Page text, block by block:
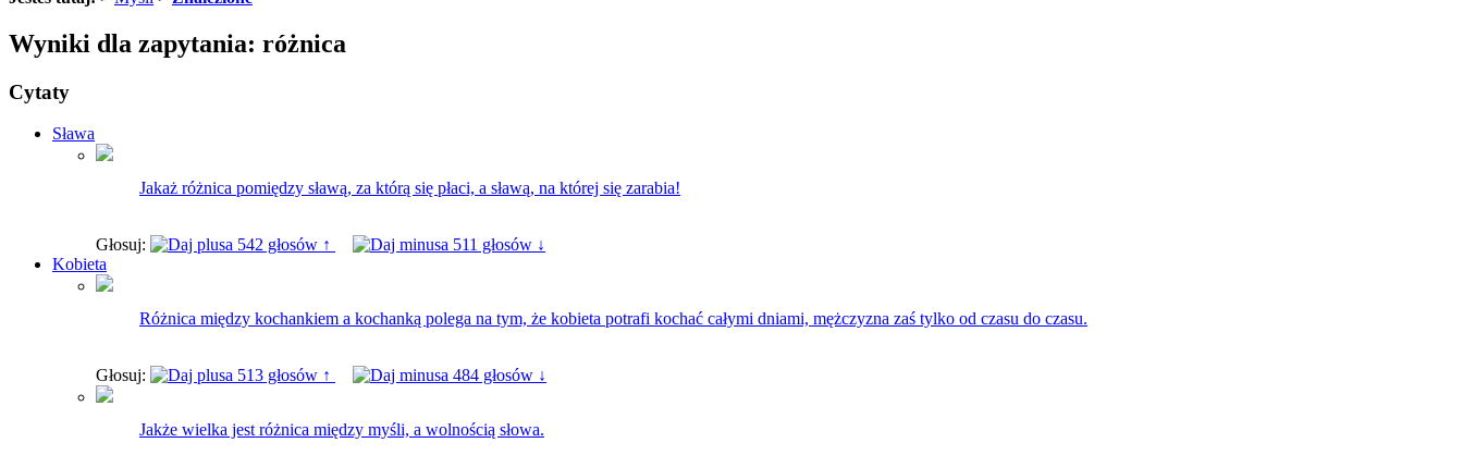
Wyniki dla zapytania: różnica
Cytaty
Sława
Jakaż różnica pomiędzy sławą, za którą się płaci, a sławą, na której się zarabia!
Głosuj: 542 głosów ↑
511 głosów ↓
Kobieta
Różnica między kochankiem a kochanką polega na tym, że kobieta potrafi kochać całymi dniami, mężczyzna zaś tylko od czasu do czasu.
Głosuj: 513 głosów ↑ 484 głosów ↓
Jakże wielka jest różnica między myśli, a wolnością słowa.